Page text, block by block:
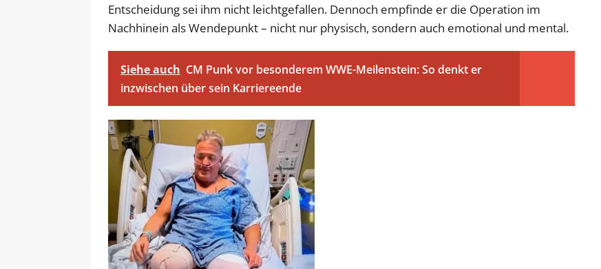
Entscheidung sei ihm nicht leichtgefallen. Dennoch empfinde er die Operation im
Nachhinein als Wendepunkt – nicht nur physisch, sondern auch emotional und mental.
Siehe auch CM Punk vor besonderem WWE-Meilenstein: So denkt er
inzwischen über sein Karriereende